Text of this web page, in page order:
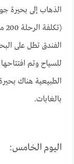
الفندق تطل على
للسياح وتم
الطبيعية هناك
بالغابات.
اليوم الخامس: